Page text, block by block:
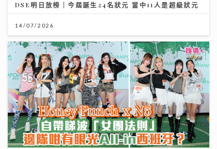
DSE明日放榜｜今屆誕生24名狀元 當中11人是超級狀元
14/07/2026